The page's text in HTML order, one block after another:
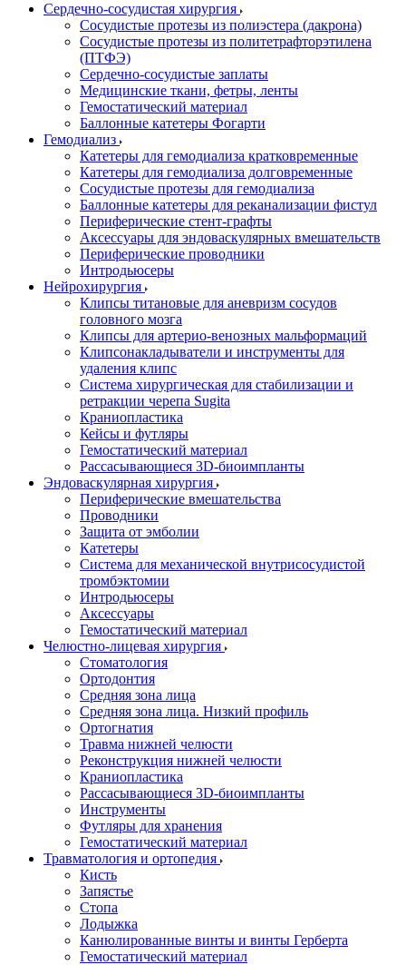
Сердечно-сосудистая хирургия
Сосудистые протезы из полиэстера (дакрона)
Сосудистые протезы из политетрафторэтилена
(ПТФЭ)
Сердечно-сосудистые заплаты
Медицинские ткани, фетры, ленты
Гемостатический материал
Баллонные катетеры Фогарти
Гемодиализ
Катетеры для гемодиализа кратковременные
Катетеры для гемодиализа долговременные
Сосудистые протезы для гемодиализа
Баллонные катетеры для реканализации фистул
Периферические стент-графты
Аксессуары для эндоваскулярных вмешательств
Периферические проводники
Интродьюсеры
Нейрохирургия
Клипсы титановые для аневризм сосудов
головного мозга
Клипсы для артерио-венозных мальформаций
Клипсонакладыватели и инструменты для
удаления клипс
Система хирургическая для стабилизации и
ретракции черепа Sugita
Краниопластика
Кейсы и футляры
Гемостатический материал
Рассасывающиеся 3D-биоимпланты
Эндоваскулярная хирургия
Периферические вмешательства
Проводники
Защита от эмболии
Катетеры
Система для механической внутрисосудистой
тромбэктомии
Интродьюсеры
Аксессуары
Гемостатический материал
Челюстно-лицевая хирургия
Стоматология
Ортодонтия
Средняя зона лица
Средняя зона лица. Низкий профиль
Ортогнатия
Травма нижней челюсти
Реконструкция нижней челюсти
Краниопластика
Рассасывающиеся 3D-биоимпланты
Инструменты
Футляры для хранения
Гемостатический материал
Травматология и ортопедия
Кисть
Запястье
Стопа
Лодыжка
Канюлированные винты и винты Герберта
Гемостатический материал